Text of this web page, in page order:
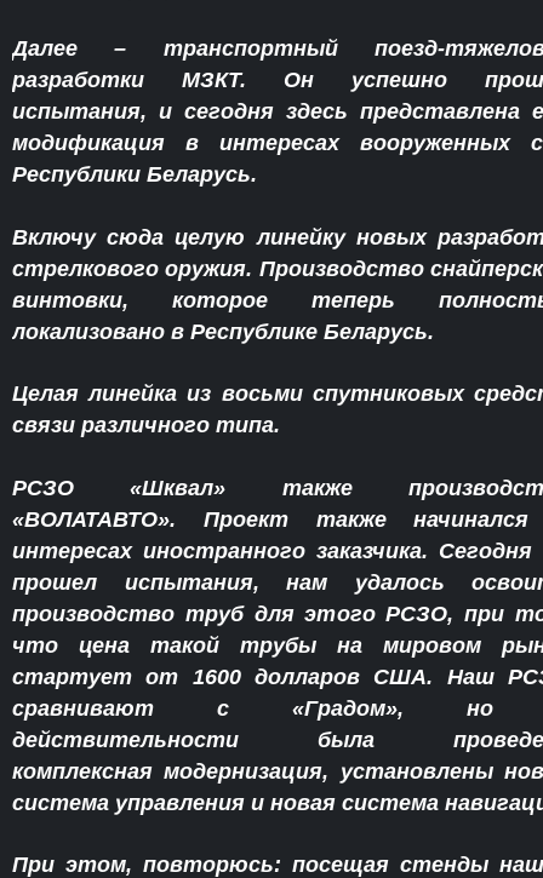
Далее – транспортный поезд-
разработки МЗКТ. Он успешно
испытания, и сегодня здесь представлена
модификация в интересах вооруженных
Республики Беларусь.
Включу сюда целую линейку новых
стрелкового оружия. Производство
винтовки, которое теперь
локализовано в Республике Беларусь.
Целая линейка из восьми спутниковых
связи различного типа.
РСЗО «Шквал» также
«ВОЛАТАВТО». Проект также
интересах иностранного заказчика. Сегодня
прошел испытания, нам удалось
производство труб для этого РСЗО, при
что цена такой трубы на мировом
стартует от 1600 долларов США. Наш
сравнивают с «Градом», но
действительности была
комплексная модернизация, установлены
система управления и новая система
При этом, повторюсь: посещая стенды